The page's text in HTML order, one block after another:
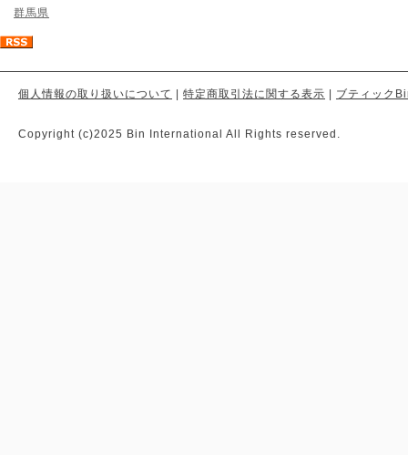
群馬県
個人情報の取り扱いについて 特定商取引法に関する表示 ブティック
Copyright (c)2025 Bin International All Rights reserved.